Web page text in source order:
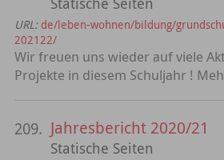
URL: de/leben-wohnen/bildung/
202122/
Wir freuen uns wieder auf viele
Projekte in diesem Schuljahr !
209. Jahresbericht 2020/21
Statische Seiten